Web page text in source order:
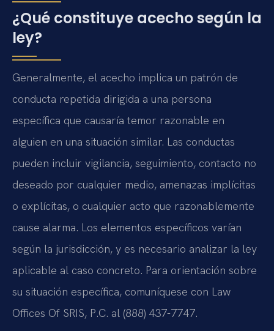
¿Qué constituye acecho según la
ley?
Generalmente, el acecho implica un patrón de
conducta repetida dirigida a una persona
específica que causaría temor razonable en
alguien en una situación similar. Las conductas
pueden incluir vigilancia, seguimiento, contacto no
deseado por cualquier medio, amenazas implícitas
o explícitas, o cualquier acto que razonablemente
cause alarma. Los elementos específicos varían
según la jurisdicción, y es necesario analizar la ley
aplicable al caso concreto. Para orientación sobre
su situación específica, comuníquese con Law
Offices Of SRIS, P.C. al (888) 437-7747.